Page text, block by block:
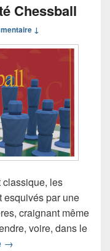
Chessball
↓
classique, les
esquivés par une
craignant même
voire, dans le
Chronique jeu de
→